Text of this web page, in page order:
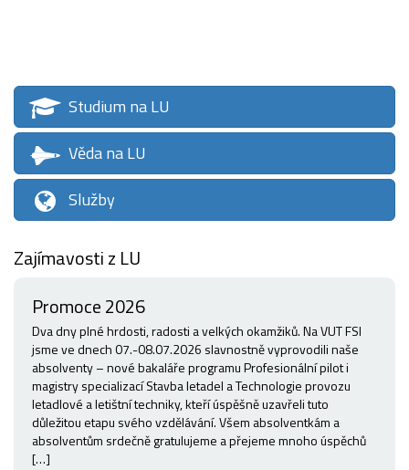
Studium na LU
Věda na LU
Služby
Zajímavosti z LU
Promoce 2026
Dva dny plné hrdosti, radosti a velkých okamžiků. Na VUT FSI
jsme ve dnech 07.-08.07.2026 slavnostně vyprovodili naše
absolventy – nové bakaláře programu Profesionální pilot i
magistry specializací Stavba letadel a Technologie provozu
letadlové a letištní techniky, kteří úspěšně uzavřeli tuto
důležitou etapu svého vzdělávání. Všem absolventkám a
absolventům srdečně gratulujeme a přejeme mnoho úspěchů
[…]